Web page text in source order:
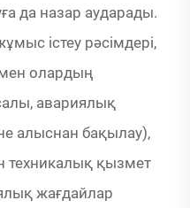
да назар аударады.
істеу рәсімдері,
мен олардың
авариялық
алыснан бақылау),
техникалық қызмет
жағдайлар